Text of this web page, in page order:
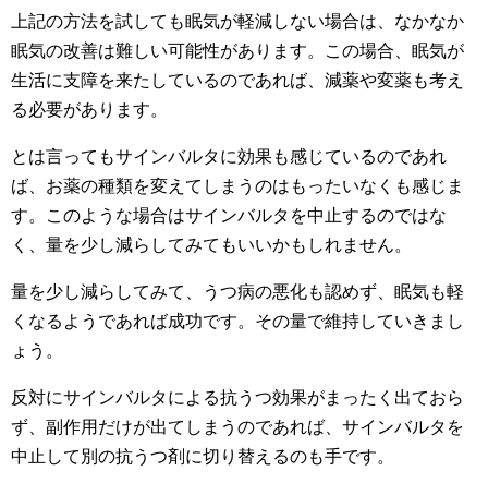
上記の方法を試しても眠気が軽減しない場合は、なかなか
眠気の改善は難しい可能性があります。この場合、眠気が
生活に支障を来たしているのであれば、減薬や変薬も考え
る必要があります。
とは言ってもサインバルタに効果も感じているのであれ
ば、お薬の種類を変えてしまうのはもったいなくも感じま
す。このような場合はサインバルタを中止するのではな
く、量を少し減らしてみてもいいかもしれません。
量を少し減らしてみて、うつ病の悪化も認めず、眠気も軽
くなるようであれば成功です。その量で維持していきまし
ょう。
反対にサインバルタによる抗うつ効果がまったく出ておら
ず、副作用だけが出てしまうのであれば、サインバルタを
中止して別の抗うつ剤に切り替えるのも手です。